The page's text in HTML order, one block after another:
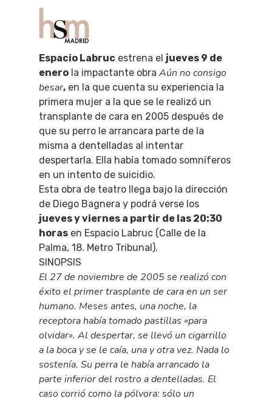
Hit enter to search or ESC to close
Espacio Labruc estrena el jueves 9 de
enero la impactante obra Aún no consigo
besar, en la que cuenta su experiencia la
primera mujer a la que se le realizó un
transplante de cara en 2005 después de
que su perro le arrancara parte de la
misma a dentelladas al intentar
despertarla. Ella había tomado somníferos
en un intento de suicidio.
Esta obra de teatro llega bajo la dirección
de Diego Bagnera y podrá verse los
jueves y viernes a partir de las 20:30
horas en Espacio Labruc (Calle de la
Palma, 18. Metro Tribunal).
SINOPSIS
El 27 de noviembre de 2005 se realizó con
éxito el primer trasplante de cara en un ser
humano. Meses antes, una noche, la
receptora había tomado pastillas «para
olvidar». Al despertar, se llevó un cigarrillo
a la boca y se le caía, una y otra vez. Nada lo
sostenía. Su perra le había arrancado la
parte inferior del rostro a dentelladas. El
caso corrió como la pólvora: sólo un